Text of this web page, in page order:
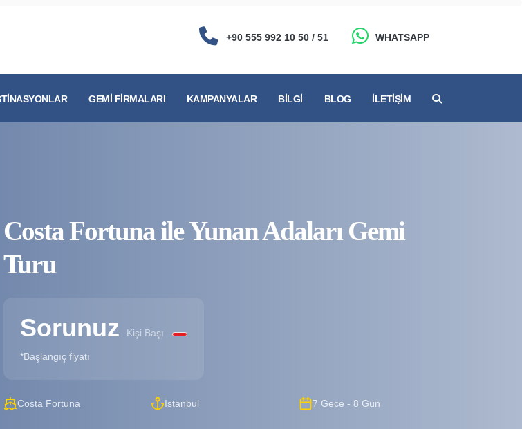
+90 555 992 10 50 / 51 WHATSAPP
GEMI FIRMALARI KAMPANYALAR BILGI BLOG İLETIŞIM
Costa Fortuna ile Yunan Adaları Gemi
Turu
Sorunuz Kişi Başı
*Başlangıç fiyatı
Costa Fortuna İstanbul 7 Gece - 8 Gün